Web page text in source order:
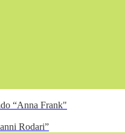
“Anna Frank"
Rodari”